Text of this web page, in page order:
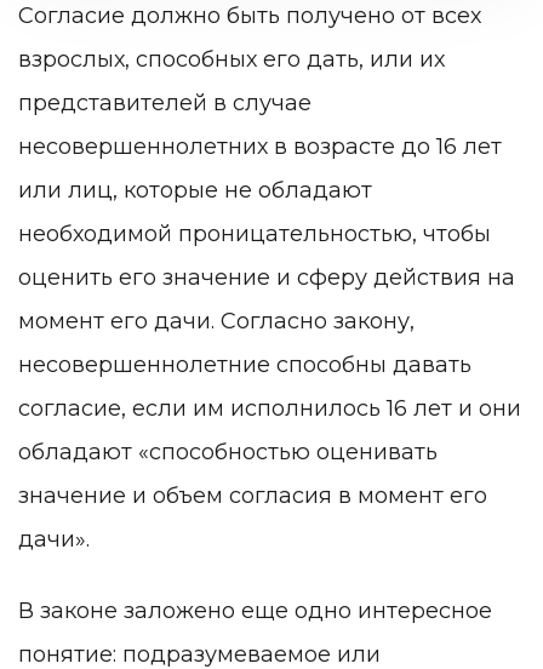
Согласие должно быть получено от всех
взрослых, способных его дать, или их
представителей в случае
несовершеннолетних в возрасте до 16 лет
или лиц, которые не обладают
необходимой проницательностью, чтобы
оценить его значение и сферу действия на
момент его дачи. Согласно закону,
несовершеннолетние способны давать
согласие, если им исполнилось 16 лет и они
обладают «способностью оценивать
значение и объем согласия в момент его
дачи».
В законе заложено еще одно интересное
понятие: подразумеваемое или